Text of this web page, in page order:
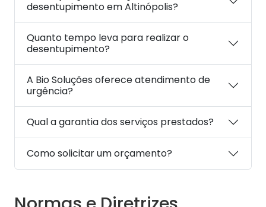
desentupimento em Altinópolis?
Quanto tempo leva para realizar o
desentupimento?
A Bio Soluções oferece atendimento de
urgência?
Qual a garantia dos serviços prestados?
Como solicitar um orçamento?